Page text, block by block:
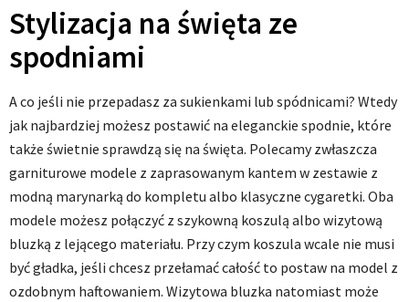
Stylizacja na święta ze
spodniami
A co jeśli nie przepadasz za sukienkami lub spódnicami? Wtedy
jak najbardziej możesz postawić na eleganckie spodnie, które
także świetnie sprawdzą się na święta. Polecamy zwłaszcza
garniturowe modele z zaprasowanym kantem w zestawie z
modną marynarką do kompletu albo klasyczne cygaretki. Oba
modele możesz połączyć z szykowną koszulą albo wizytową
bluzką z lejącego materiału. Przy czym koszula wcale nie musi
być gładka, jeśli chcesz przełamać całość to postaw na model z
ozdobnym haftowaniem. Wizytowa bluzka natomiast może